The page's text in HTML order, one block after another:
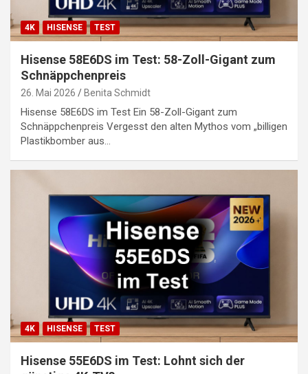
4K HISENSE TEST
Hisense 58E6DS im Test: 58-Zoll-Gigant zum
Schnäppchenpreis
26. Mai 2026 Benita Schmidt
Hisense 58E6DS im Test Ein 58-Zoll-Gigant zum
Schnäppchenpreis Vergesst den alten Mythos vom „billigen
Plastikbomber aus…
4K HISENSE TEST
Hisense 55E6DS im Test: Lohnt sich der